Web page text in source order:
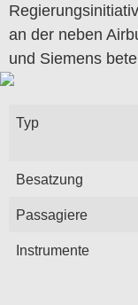
an der neben
und Siemens
Typ
Besatzung
Passagiere
Instrumente